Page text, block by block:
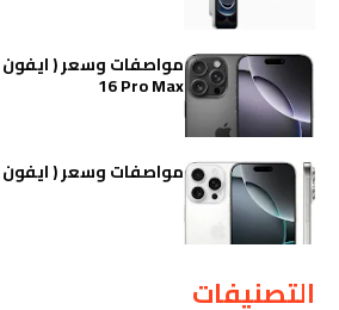
16 Pro Max
مواصفات وسعر ( ايفون 16 برو ) iPhone 16 Pro
التصنيفات